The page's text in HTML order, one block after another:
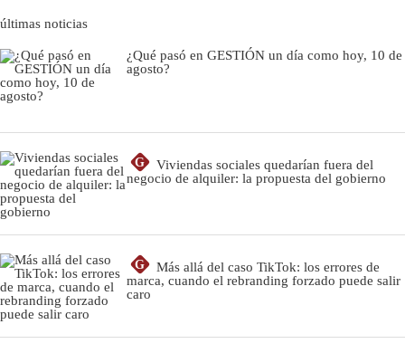
últimas noticias
¿Qué pasó en GESTIÓN un día como hoy, 10 de
agosto?
G
Viviendas sociales quedarían fuera del
negocio de alquiler: la propuesta del gobierno
G
Más allá del caso TikTok: los errores de
marca, cuando el rebranding forzado puede salir
caro